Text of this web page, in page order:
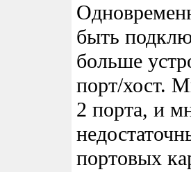
быть
больше
порт/хост.
2 порта, и
портовых